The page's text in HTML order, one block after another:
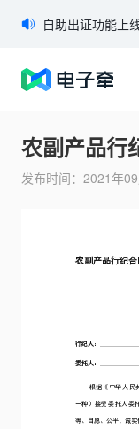
首页
产品
「电子牵」是属于
个人的一站式文件
合同在线查验
区块链存证核验
查看产品报价
农副产品行
发布时间： 2021年